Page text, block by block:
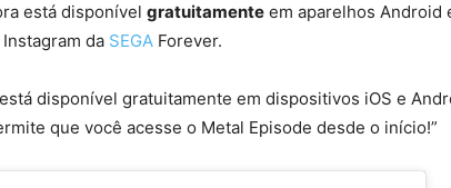
está disponível gratuitamente em aparelhos Android
da SEGA Forever.
disponível gratuitamente em dispositivos iOS e
que você acesse o Metal Episode desde o início!”